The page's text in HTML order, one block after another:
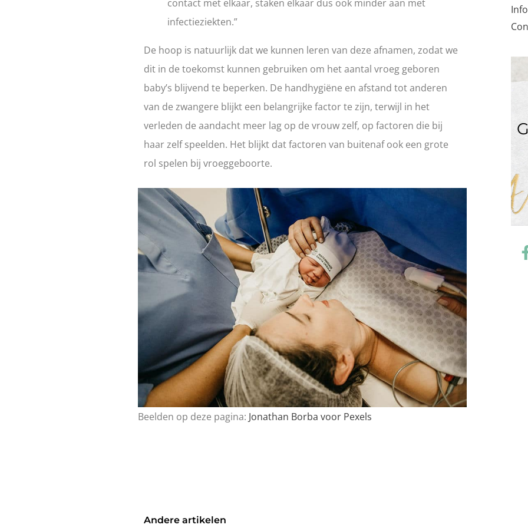
contact met elkaar, staken elkaar dus ook minder aan met
infectieziekten.”
De hoop is natuurlijk dat we kunnen leren van deze afnamen, zodat we
dit in de toekomst kunnen gebruiken om het aantal vroeg geboren
baby’s blijvend te beperken. De handhygiëne en afstand tot anderen
van de zwangere blijkt een belangrijke factor te zijn, terwijl in het
verleden de aandacht meer lag op de vrouw zelf, op factoren die bij
haar zelf speelden. Het blijkt dat factoren van buitenaf ook een grote
rol spelen bij vroeggeboorte.
Beelden op deze pagina: Jonathan Borba voor Pexels
Andere artikelen